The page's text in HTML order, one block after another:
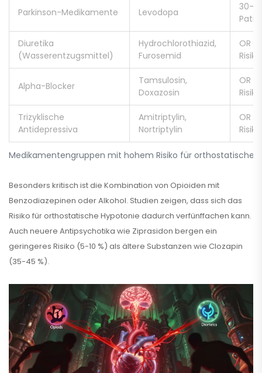
Medikamentengruppen mit hohem Risiko für orthostatische
Parkinson-Medikamente Levodopa
30-
Diuretika
(Wasserentzugsmittel)
Hydrochlorothiazid,
Furosemid
OR
Alpha-Blocker
Tamsulosin,
Doxazosin
OR
Trizyklische
Antidepressiva
Amitriptylin,
Nortriptylin
OR
Besonders kritisch ist die Kombination von Opioiden mit
Benzodiazepinen oder Alkohol. Studien zeigen, dass sich das
Risiko für orthostatische Hypotonie dadurch verfünffachen kann.
Auch neuere Antipsychotika wie Ziprasidon bergen ein
geringeres Risiko (5-10 %) als ältere Substanzen wie Clozapin
(35-45 %).